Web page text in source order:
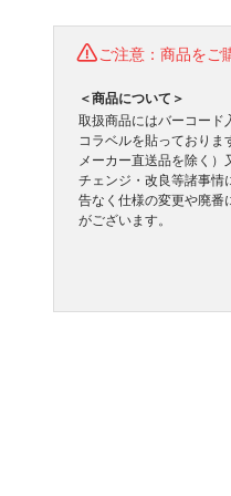
ご注意：商品をご
＜商品について＞
取扱商品にはバーコード
コラベルを貼っておりま
メーカー直送品を除く）
チェンジ・改良等諸事情
告なく仕様の変更や廃番
がございます。